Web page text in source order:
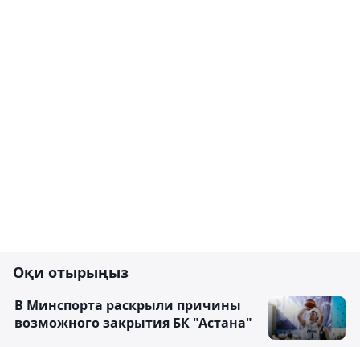
Оқи отырыңыз
В Минспорта раскрыли причины
возможного закрытия БК "Астана"